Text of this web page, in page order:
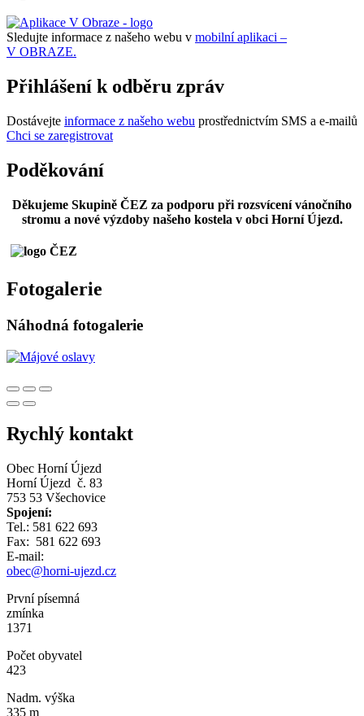
Sledujte informace z našeho webu v mobilní aplikaci –
V OBRAZE.
Přihlášení k odběru zpráv
Dostávejte informace z našeho webu prostřednictvím SMS a e-mailů
Chci se zaregistrovat
Poděkování
Děkujeme Skupině ČEZ za podporu při rozsvícení vánočního
stromu a nové výzdoby našeho kostela v obci Horní Újezd.
Fotogalerie
Náhodná fotogalerie
Rychlý kontakt
Obec Horní Újezd
Horní Újezd č. 83
753 53 Všechovice
Spojení:
Tel.: 581 622 693
Fax: 581 622 693
E-mail:
obec@horni-ujezd.cz
První písemná
zmínka
1371
Počet obyvatel
423
Nadm. výška
335 m